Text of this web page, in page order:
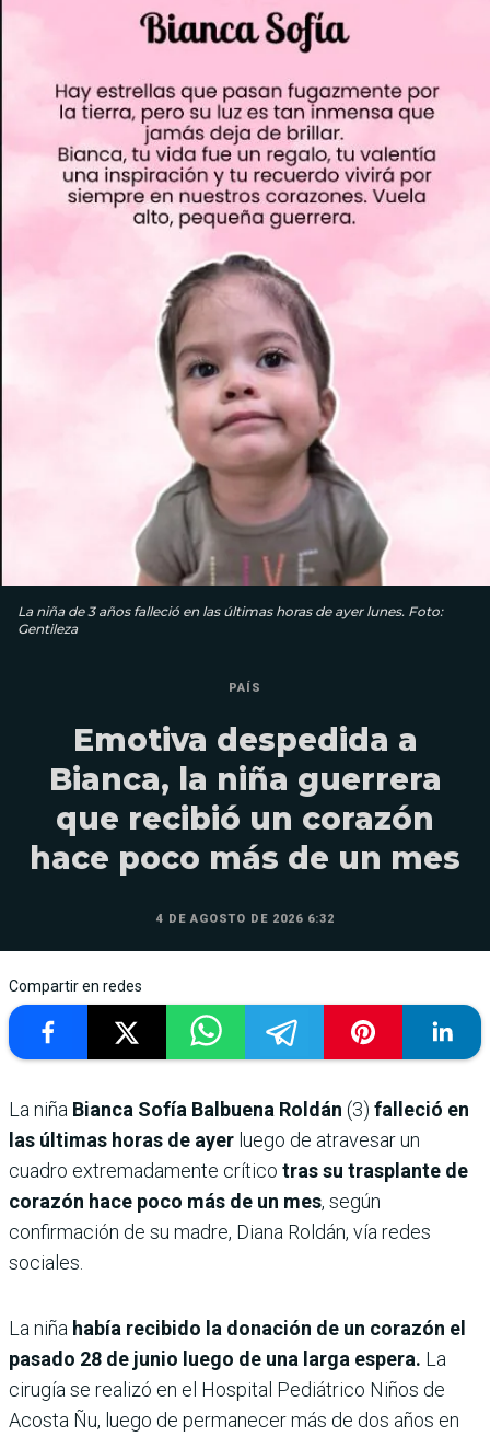
La niña de 3 años falleció en las últimas horas de ayer lunes. Foto:
Gentileza
PAÍS
Emotiva despedida a
Bianca, la niña guerrera
que recibió un corazón
hace poco más de un mes
4 DE AGOSTO DE 2026 6:32
Compartir en redes
La niña Bianca Sofía Balbuena Roldán (3) falleció en
las últimas horas de ayer luego de atravesar un
cuadro extremadamente crítico tras su trasplante de
corazón hace poco más de un mes, según
confirmación de su madre, Diana Roldán, vía redes
sociales.
La niña había recibido la donación de un corazón el
pasado 28 de junio luego de una larga espera. La
cirugía se realizó en el Hospital Pediátrico Niños de
Acosta Ñu, luego de permanecer más de dos años en